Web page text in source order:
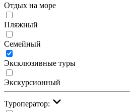
Отдых на море
Пляжный
Семейный
Эксклюзивные туры
Экскурсионный
Туроператор: